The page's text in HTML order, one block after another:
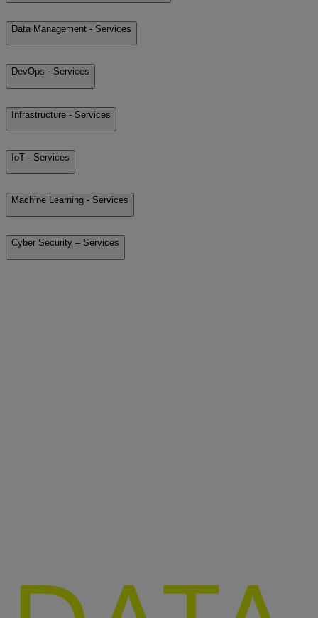
Data Management - Services
DevOps - Services
Infrastructure - Services
IoT - Services
Machine Learning - Services
Cyber Security – Services